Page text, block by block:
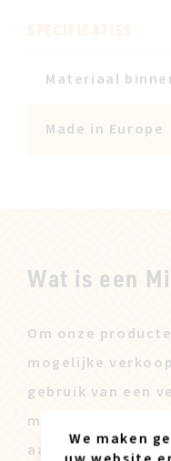
SPECIFICATIES
Materiaal
Made in Europe
Wat is een
Om onze
mogelijke
gebruik van een
modellen worden
aangeboden
We maken